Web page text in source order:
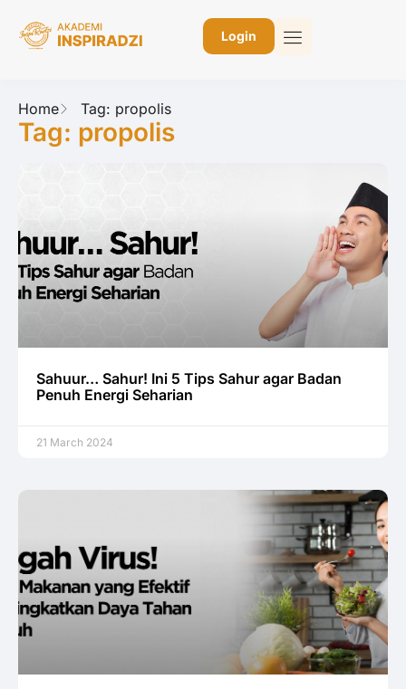
Login
Home Tag: propolis
Tag: propolis
Sahuur… Sahur! Ini 5 Tips Sahur agar Badan
Penuh Energi Seharian
21 March 2024